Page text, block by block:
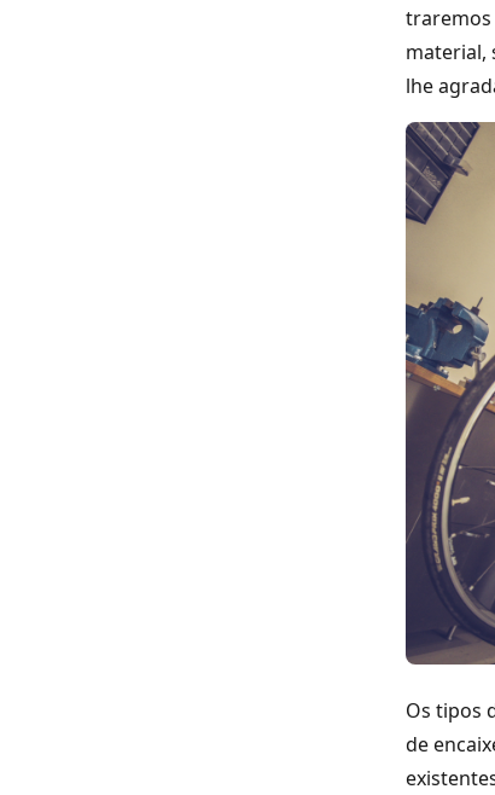
traremos
material,
lhe
Os tipos
de